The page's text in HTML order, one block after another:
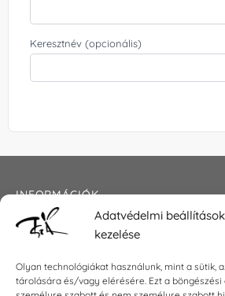
Adatvédelmi beállítások
kezelése
Olyan technológiákat használunk, mint a sütik,
tárolására és/vagy elérésére. Ezt a
Keresztnév (opcionális)
INFORMÁCIÓK
Általános szerződési feltételek
Impresszum